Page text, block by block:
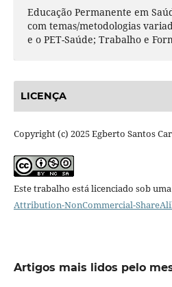
Educação Permanente em
com temas/metodologias
e o PET-Saúde; Trabalho e
LICENÇA
Copyright (c) 2025 Egberto Santos
Este trabalho está licenciado sob
Attribution-NonCommercial-
Artigos mais lidos pelo